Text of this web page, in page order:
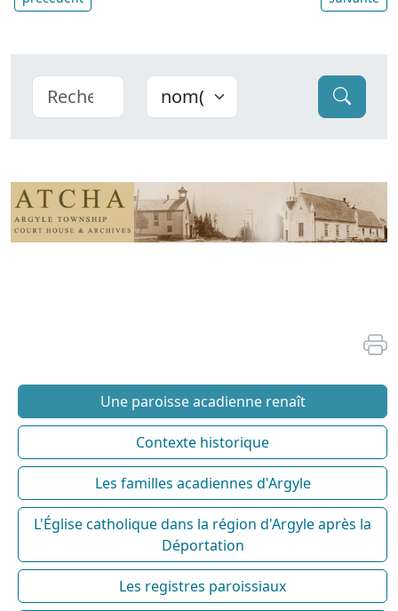
Une paroisse acadienne renaît
Contexte historique
Les familles acadiennes d'Argyle
L'Église catholique dans la région d'Argyle après la
Déportation
Les registres paroissiaux